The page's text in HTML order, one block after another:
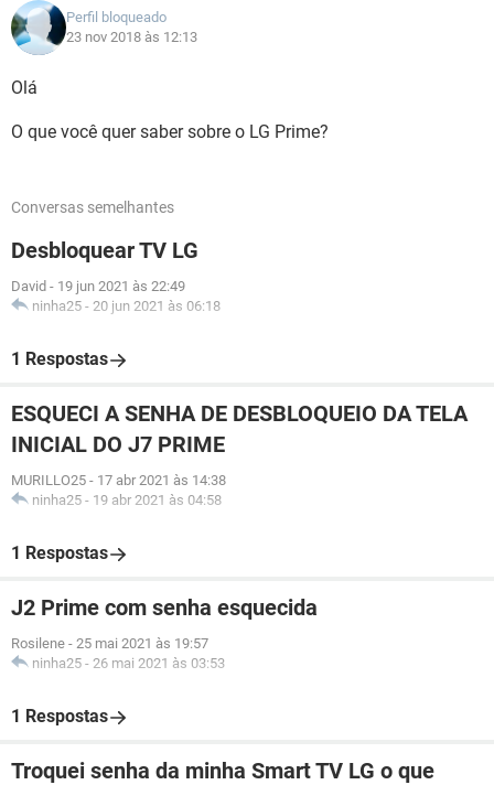
Perfil bloqueado
23 nov 2018 às 12:13
Olá
O que você quer saber sobre o LG Prime?
Conversas semelhantes
Desbloquear TV LG
David - 19 jun 2021 às 22:49
ninha25 - 20 jun 2021 às 06:18
1 Respostas
ESQUECI A SENHA DE DESBLOQUEIO DA TELA
INICIAL DO J7 PRIME
MURILLO25 - 17 abr 2021 às 14:38
ninha25 - 19 abr 2021 às 04:58
1 Respostas
J2 Prime com senha esquecida
Rosilene - 25 mai 2021 às 19:57
ninha25 - 26 mai 2021 às 03:53
1 Respostas
Troquei senha da minha Smart TV LG o que